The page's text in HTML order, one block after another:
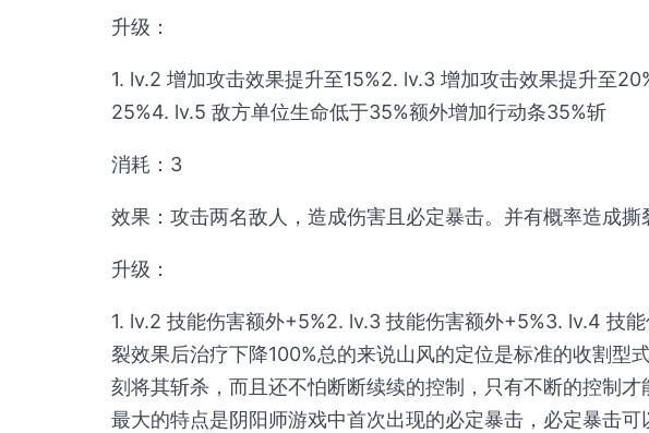
升级：
1. lv.2 增加攻击效果提升至15%2. lv.3 增加攻击效果提升至
25%4. lv.5 敌方单位生命低于35%额外增加行动条35%斩
消耗：3
效果：攻击两名敌人，造成伤害且必定暴击。并有概率造成撕
升级：
1. lv.2 技能伤害额外+5%2. lv.3 技能伤害额外+5%3. lv.4 技
裂效果后治疗下降100%总的来说山风的定位是标准的收割型
刻将其斩杀，而且还不怕断断续续的控制，只有不断的控制
最大的特点是阴阳师游戏中首次出现的必定暴击，必定暴击